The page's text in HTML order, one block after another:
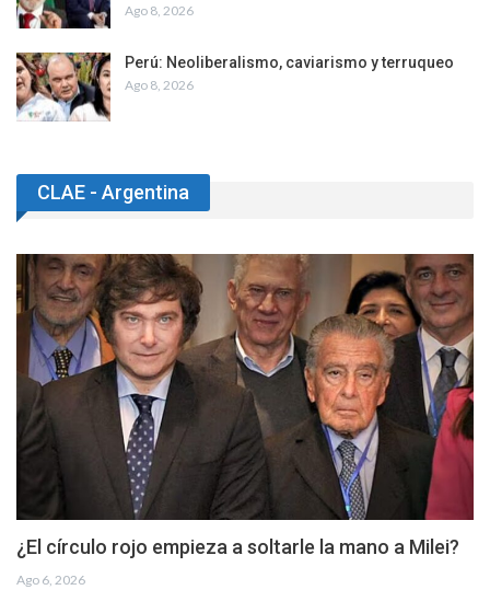
Ago 8, 2026
Perú: Neoliberalismo, caviarismo y terruqueo
Ago 8, 2026
CLAE - Argentina
¿El círculo rojo empieza a soltarle la mano a Milei?
Ago 6, 2026